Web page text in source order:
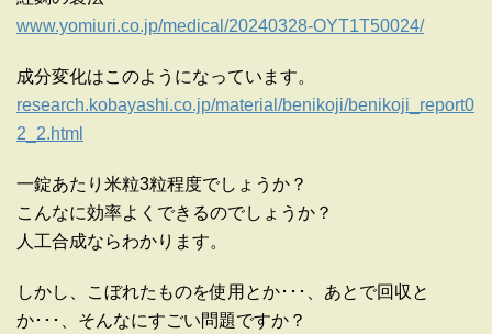
www.yomiuri.co.jp/medical/20240328-OYT1T50024/
成分変化はこのようになっています。
research.kobayashi.co.jp/material/benikoji/benikoji_report0
2_2.html
一錠あたり米粒3粒程度でしょうか？
こんなに効率よくできるのでしょうか？
人工合成ならわかります。
しかし、こぼれたものを使用とか･･･、あとで回収と
か･･･、そんなにすごい問題ですか？